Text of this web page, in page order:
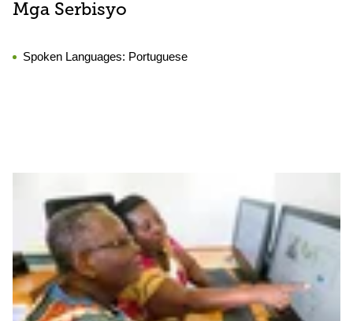
Mga Serbisyo
Spoken Languages: Portuguese